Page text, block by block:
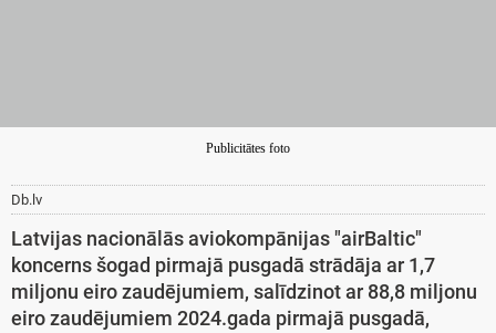
Publicitātes foto
Db.lv
Latvijas nacionālās aviokompānijas "airBaltic"
koncerns šogad pirmajā pusgadā strādāja ar 1,7
miljonu eiro zaudējumiem, salīdzinot ar 88,8 miljonu
eiro zaudējumiem 2024.gada pirmajā pusgadā,